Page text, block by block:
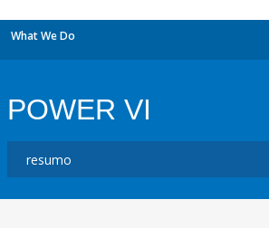
What We Do
POWER VI